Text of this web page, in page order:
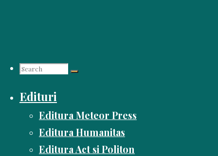
Search
for:
Edituri
Editura Meteor Press
Editura Humanitas
Editura Act si Politon